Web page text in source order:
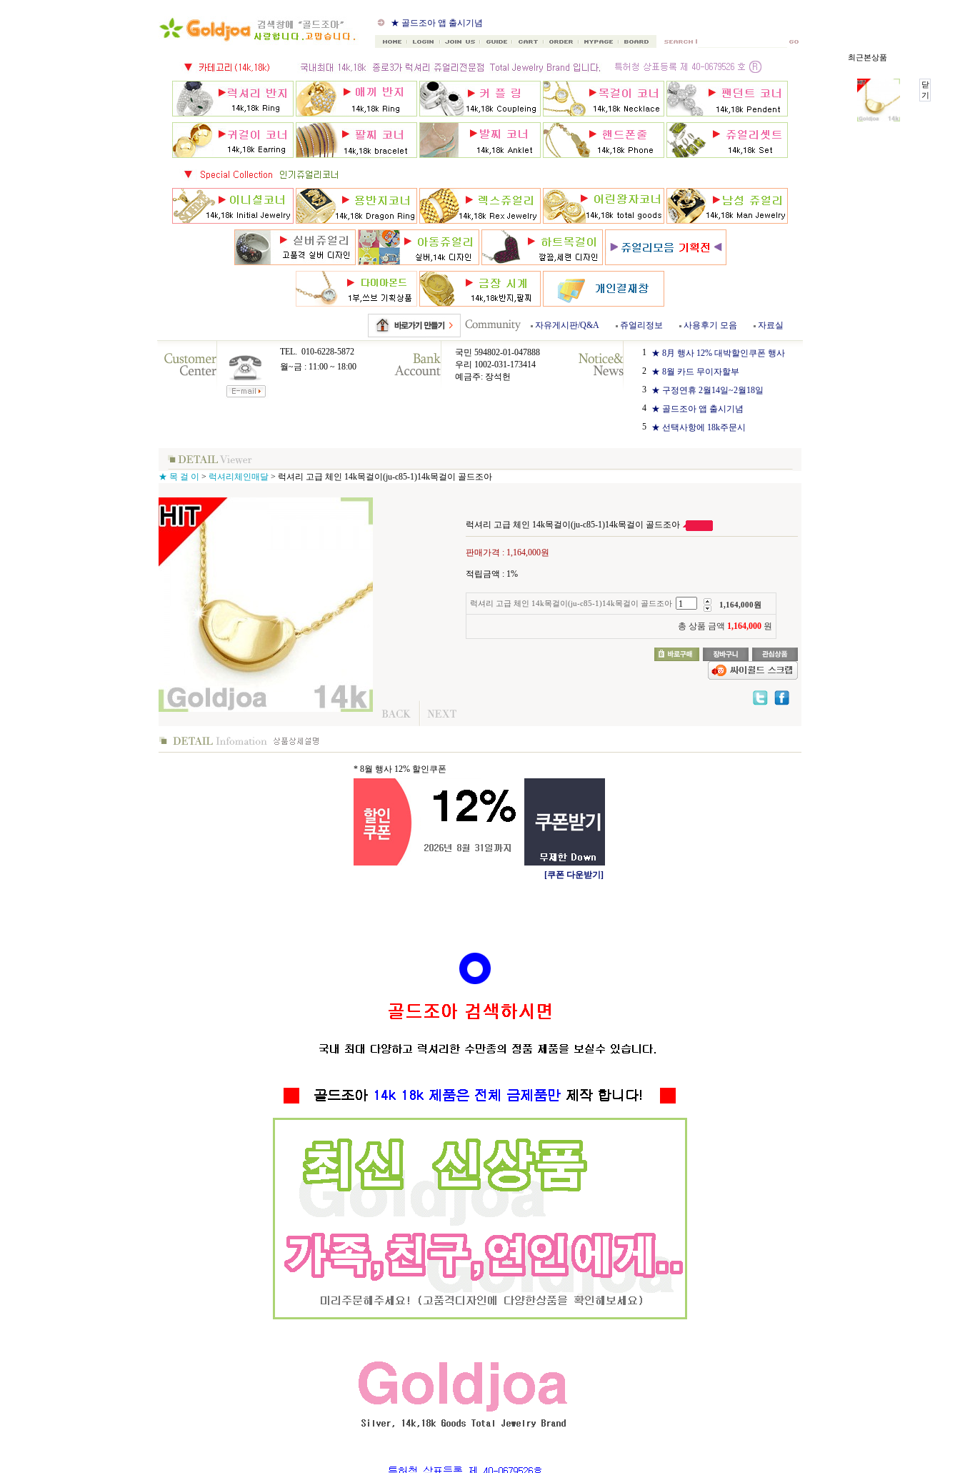
폰 행사
★ 8월 카드 무이자할부
일
★ 골드조아 앱 출시기념
★ 선택사항에 18k주문시
자유게시판/Q&A 쥬얼리정보 사용후기 모음 자료실
TEL. 010-6228-5872
월~금 : 11:00 ~ 18:00
국민 594802-01-047888
우리 1002-031-173414
예금주: 장석헌
1 ★ 8月 행사 12% 대박할인쿠폰 행사
2 ★ 8월 카드 무이자할부
3 ★ 구정연휴 2월14일~2월18일
4 ★ 골드조아 앱 출시기념
5 ★ 선택사항에 18k주문시
★ 목 걸 이 > 럭셔리체인매달 > 럭셔리 고급 체인 14k목걸이(ju-c85-1)14k목걸이 골드조아
럭셔리 고급 체인 14k목걸이(ju-c85-1)14k목걸이 골드조아
판매가격 : 1,164,000원
적립금액 : 1%
럭셔리 고급 체인 14k목걸이(ju-c85-1)14k목걸이 골드조아 1,164,000원
총 상품 금액 1,164,000 원
* 8월 행사 12% 할인쿠폰
[쿠폰 다운받기]
최근본상품
닫
기